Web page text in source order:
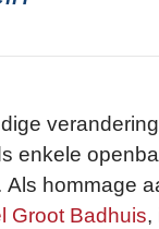
enkele
Als hommage
Groot Badhuis, is toen het